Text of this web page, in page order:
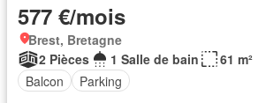
577 €/mois
Brest, Bretagne
2 Pièces
1 Salle de bain
61 m²
Balcon
Parking